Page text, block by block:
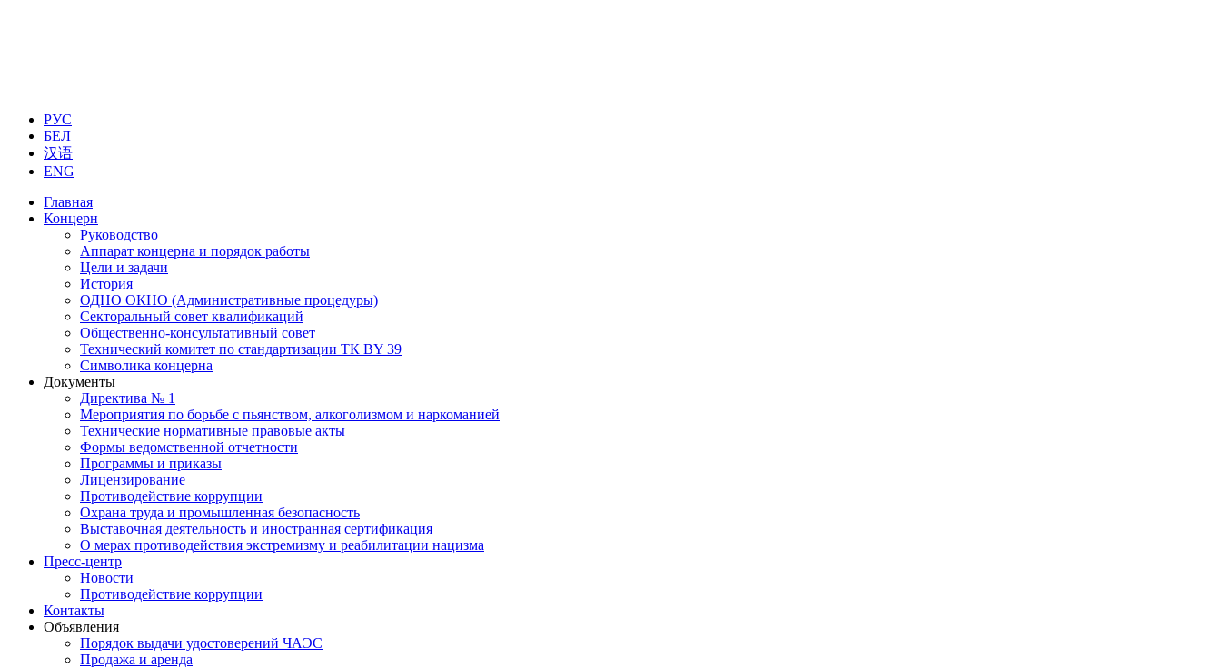
РУС
БЕЛ
汉语
ENG
Главная
Концерн
Руководство
Аппарат концерна и порядок работы
Цели и задачи
История
ОДНО ОКНО (Административные процедуры)
Секторальный совет квалификаций
Общественно-консультативный совет
Технический комитет по стандартизации ТК BY 39
Символика концерна
Документы
Директива № 1
Мероприятия по борьбе с пьянством, алкоголизмом и наркоманией
Технические нормативные правовые акты
Формы ведомственной отчетности
Программы и приказы
Лицензирование
Противодействие коррупции
Охрана труда и промышленная безопасность
Выставочная деятельность и иностранная сертификация
О мерах противодействия экстремизму и реабилитации нацизма
Пресс-центр
Новости
Противодействие коррупции
Контакты
Объявления
Порядок выдачи удостоверений ЧАЭС
Продажа и аренда